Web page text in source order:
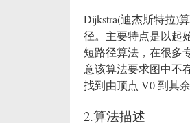
Dijkstra(迪杰斯特拉)
径。主要特点是以起
短路径算法，在很多
意该算法要求图中不
找到由顶点 V0 到其
2.算法描述